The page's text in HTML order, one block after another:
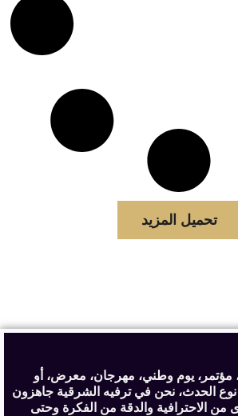
تحميل المزيد
يوم وطني، مهرجان، معرض، أو
نوع الحدث، نحن في ترفيه الشرقية جاهزون
من الاحترافية والدقة من الفكرة وحتى